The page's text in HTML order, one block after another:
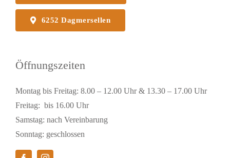
6252 Dagmersellen
Öffnungszeiten
Montag bis Freitag: 8.00 – 12.00 Uhr & 13.30 – 17.00 Uhr
Freitag: bis 16.00 Uhr
Samstag: nach Vereinbarung
Sonntag: geschlossen